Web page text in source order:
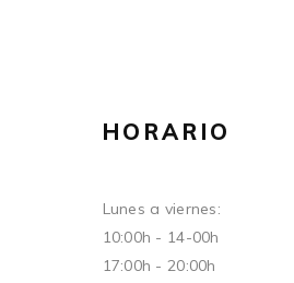
HORARIO
Lunes a viernes:
10:00h - 14-00h
17:00h - 20:00h